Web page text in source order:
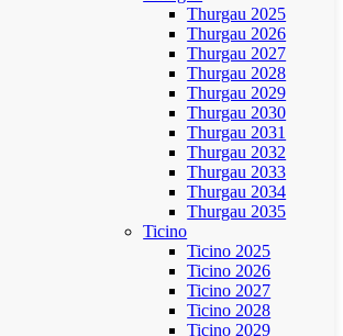
Thurgau 2025
Thurgau 2026
Thurgau 2027
Thurgau 2028
Thurgau 2029
Thurgau 2030
Thurgau 2031
Thurgau 2032
Thurgau 2033
Thurgau 2034
Thurgau 2035
Ticino
Ticino 2025
Ticino 2026
Ticino 2027
Ticino 2028
Ticino 2029